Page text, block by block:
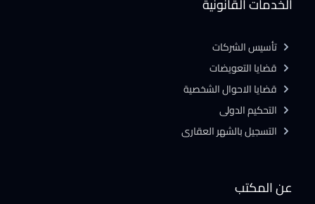
عن المكتب
تأسيس الشركات
قضايا التعويضات
قضايا الاحوال الشخصية
التحكيم الدولى
التسجيل بالشهر العقارى